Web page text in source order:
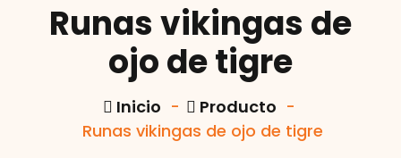
Runas vikingas de
ojo de tigre
Inicio - Producto -
Runas vikingas de ojo de tigre